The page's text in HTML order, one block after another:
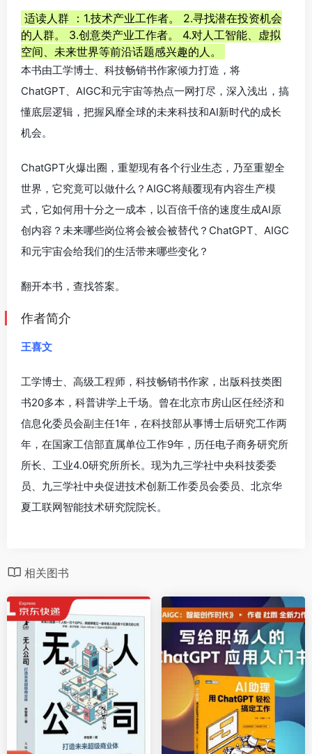
适读人群 ：1.技术产业工作者。 2.寻找潜在投资机会
的人群。 3.创意类产业工作者。 4.对人工智能、虚拟
空间、未来世界等前沿话题感兴趣的人。
本书由工学博士、科技畅销书作家倾力打造，将
ChatGPT、AIGC和元宇宙等热点一网打尽，深入浅出，搞
懂底层逻辑，把握风靡全球的未来科技和AI新时代的成长
机会。
ChatGPT火爆出圈，重塑现有各个行业生态，乃至重塑全
世界，它究竟可以做什么？AIGC将颠覆现有内容生产模
式，它如何用十分之一成本，以百倍千倍的速度生成AI原
创内容？未来哪些岗位将会被会被替代？ChatGPT、AIGC
和元宇宙会给我们的生活带来哪些变化？
翻开本书，查找答案。
作者简介
王喜文
工学博士、高级工程师，科技畅销书作家，出版科技类图
书20多本，科普讲学上千场。曾在北京市房山区任经济和
信息化委员会副主任1年，在科技部从事博士后研究工作两
年，在国家工信部直属单位工作9年，历任电子商务研究所
所长、工业4.0研究所所长。现为九三学社中央科技委委
员、九三学社中央促进技术创新工作委员会委员、北京华
夏工联网智能技术研究院院长。
相关图书